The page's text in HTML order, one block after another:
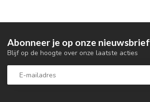
Abonneer je op onze nieuwsbrief
Blijf op de hoogte over onze laatste acties